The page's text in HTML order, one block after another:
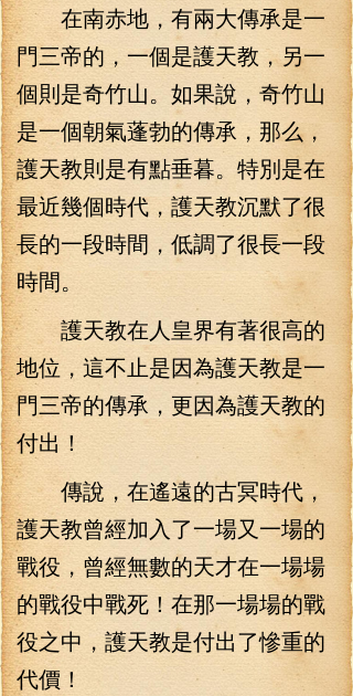
在南赤地，有兩大傳承是一
門三帝的，一個是護天教，另一
個則是奇竹山。如果說，奇竹山
是一個朝氣蓬勃的傳承，那么，
護天教則是有點垂暮。特別是在
最近幾個時代，護天教沉默了很
長的一段時間，低調了很長一段
時間。
護天教在人皇界有著很高的
地位，這不止是因為護天教是一
門三帝的傳承，更因為護天教的
付出！
傳說，在遙遠的古冥時代，
護天教曾經加入了一場又一場的
戰役，曾經無數的天才在一場場
的戰役中戰死！在那一場場的戰
役之中，護天教是付出了慘重的
代價！